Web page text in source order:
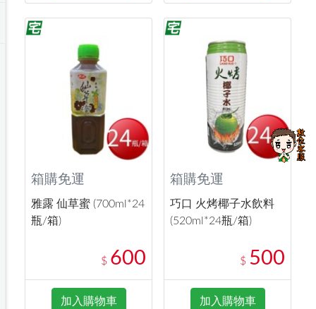
箱購免運
雅露 仙草蜜 (700ml*24
瓶/箱)
$ 600
加入購物車
箱購免運
巧口 火烤椰子水飲料
(520ml*24瓶/箱)
$ 500
加入購物車